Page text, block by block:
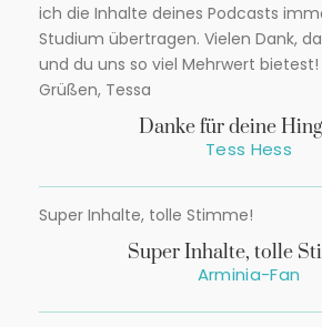
ich die Inhalte deines Podcasts
Studium übertragen. Vielen Dank,
und du uns so viel Mehrwert
Grüßen, Tessa
Danke für deine
Tess Hess
Super Inhalte, tolle Stimme!
Super Inhalte, tolle
Arminia-Fan